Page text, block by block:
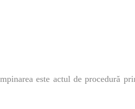
este actul de procedură